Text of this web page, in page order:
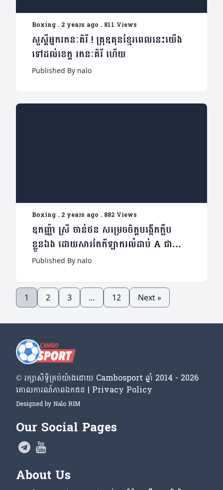
Boxing . 2 years ago . 811 Views
សួស្តីអ្នករតនៈគិរី ! គ្រុឌគុនខ្មែរពេលនេះយើង
ទៅដល់ខេត្ត រតនៈគិរី ហើយ
Published By nalo
Boxing . 2 years ago . 882 Views
ឧកញ្ញ៉ា ស្រី ចាន់ថន សម្រេចចិត្តបង្កើតក្លឹប
ខ្លួនឯង ដោយសារតែកីឡាករលំដាប់ A ជាច្រើន
សុទ្ធតែជាប់កុងត្រាតាមស្ថានីយ
Published By nalo
1 2 3 … 12 Next »
© រក្សា​សិទ្ធិ​គ្រប់​យ៉ាង​ដោយ​ Cambosport ឆ្នាំ 2014 - 2026
គោលការណ៍​ភាព​ឯកជន | Privacy Policy
Designed by Nalo RIM
Our Social Pages
About Us